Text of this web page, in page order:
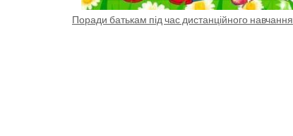
Поради батькам під час дистанційного навчання